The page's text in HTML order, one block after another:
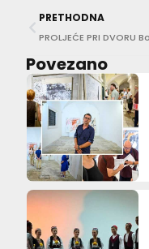
PRETHODNA
Povezano